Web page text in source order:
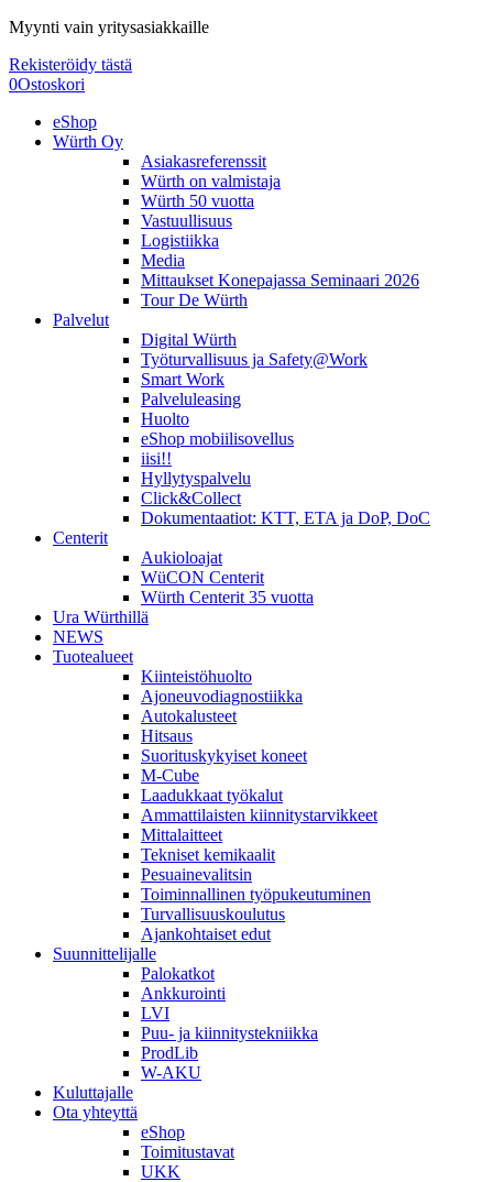
Myynti vain yritysasiakkaille
Rekisteröidy tästä
0Ostoskori
eShop
Würth Oy
Asiakasreferenssit
Würth on valmistaja
Würth 50 vuotta
Vastuullisuus
Logistiikka
Media
Mittaukset Konepajassa Seminaari 2026
Tour De Würth
Palvelut
Digital Würth
Työturvallisuus ja Safety@Work
Smart Work
Palveluleasing
Huolto
eShop mobiilisovellus
iisi!!
Hyllytyspalvelu
Click&Collect
Dokumentaatiot: KTT, ETA ja DoP, DoC
Centerit
Aukioloajat
WüCON Centerit
Würth Centerit 35 vuotta
Ura Würthillä
NEWS
Tuotealueet
Kiinteistöhuolto
Ajoneuvodiagnostiikka
Autokalusteet
Hitsaus
Suorituskykyiset koneet
M-Cube
Laadukkaat työkalut
Ammattilaisten kiinnitystarvikkeet
Mittalaitteet
Tekniset kemikaalit
Pesuainevalitsin
Toiminnallinen työpukeutuminen
Turvallisuuskoulutus
Ajankohtaiset edut
Suunnittelijalle
Palokatkot
Ankkurointi
LVI
Puu- ja kiinnitystekniikka
ProdLib
W-AKU
Kuluttajalle
Ota yhteyttä
eShop
Toimitustavat
UKK